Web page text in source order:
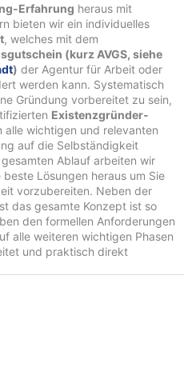
Erfahrung heraus mit
bieten wir ein individuelles
, welches mit dem
(kurz AVGS, siehe
) der Agentur für Arbeit oder
werden kann. Systematisch
Gründung vorbereitet zu sein,
Existenzgründer-
alle wichtigen und relevanten
auf die Selbständigkeit
Ablauf arbeiten wir
Lösungen heraus um Sie
vorzubereiten. Neben der
das gesamte Konzept ist so
den formellen Anforderungen
alle weiteren wichtigen Phasen
und praktisch direkt